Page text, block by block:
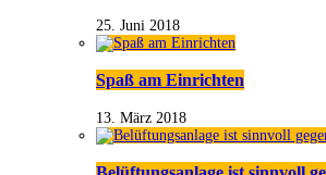
25. Juni 2018
Spaß am Einrichten
13. März 2018